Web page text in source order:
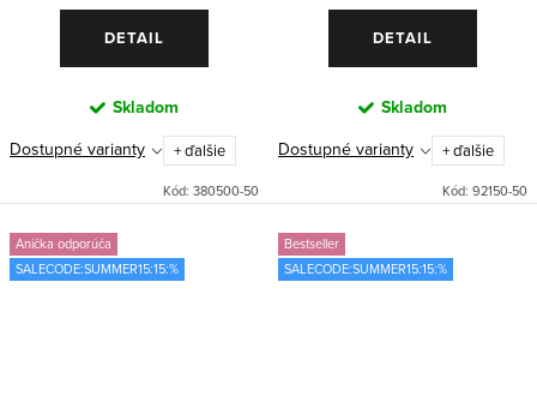
DETAIL
Skladom
Dostupné varianty
+ ďalšie
Kód: 380500-50
DETAIL
Skladom
Dostupné varianty
+ ďalšie
Kód: 92150-50
Anička odporúča
SALECODE:SUMMER15:15:%
Bestseller
SALECODE:SUMMER15:15:%